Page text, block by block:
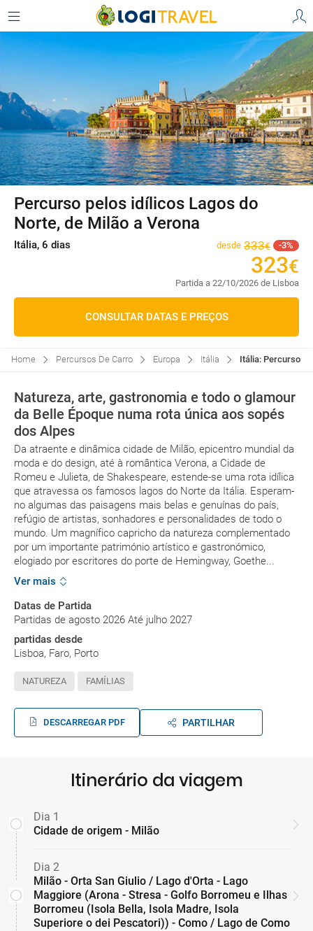
Percurso pelos idílicos Lagos do
Norte, de Milão a Verona
Itália, 6 dias desde 333€ 3
323€
Partida a 22/10/2026 de Lisboa
CONSULTAR DATAS E PREÇOS
Home Percursos De Carro Europa Itália Itália: Percurso
Natureza, arte, gastronomia e todo o glamour
da Belle Époque numa rota única aos sopés
dos Alpes
Da atraente e dinâmica cidade de Milão, epicentro mundial da
moda e do design, até à romântica Verona, a Cidade de
Romeu e Julieta, de Shakespeare, estende-se uma rota idílica
que atravessa os famosos lagos do Norte da Itália. Esperam-
no algumas das paisagens mais belas e genuínas do país,
refúgio de artistas, sonhadores e personalidades de todo o
mundo. Um magnífico capricho da natureza complementado
por um importante património artístico e gastronómico,
elogiado por escritores do porte de Hemingway, Goethe...
Ver mais
Datas de Partida
Partidas de agosto 2026 Até julho 2027
partidas desde
Lisboa, Faro, Porto
NATUREZA FAMÍLIAS
DESCARREGAR PDF PARTILHAR
Itinerário da viagem
Dia 1
Cidade de origem - Milão
Dia 2
Milão - Orta San Giulio / Lago d'Orta - Lago
Maggiore (Arona - Stresa - Golfo Borromeu e Ilhas
Borromeu (Isola Bella, Isola Madre, Isola
Superiore o dei Pescatori)) - Como / Lago de Como